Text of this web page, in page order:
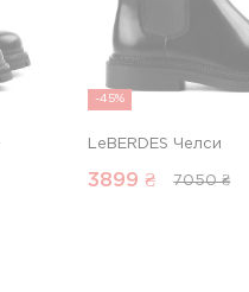
-45%
LeBERDES Челси
3899 ₴ 7050 ₴